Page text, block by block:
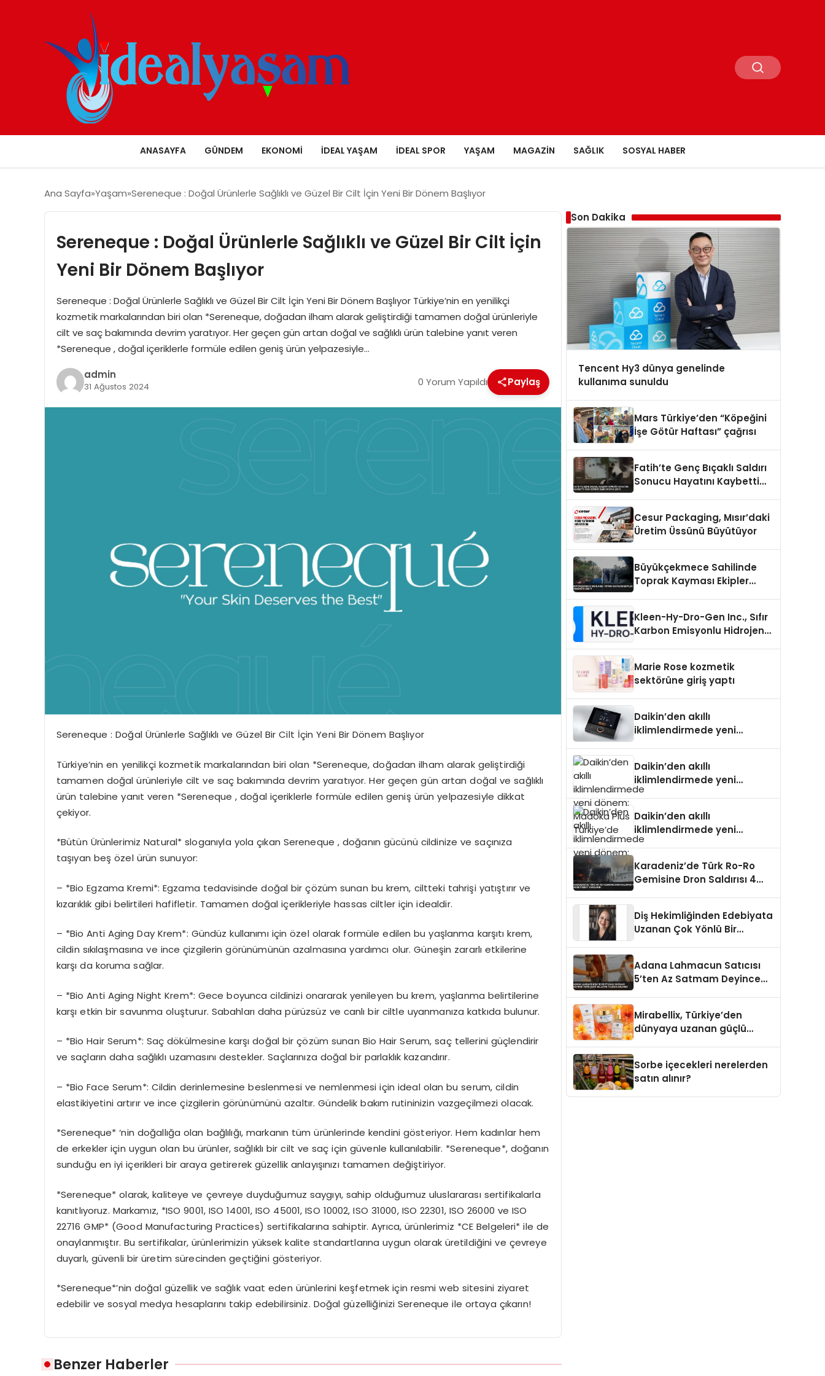
ANASAYFA GÜNDEM EKONOMI İDEAL YAŞAM İDEAL SPOR YAŞAM MAGAZIN SAĞLIK SOSYAL HABER
Ana Sayfa Yaşam Sereneque : Doğal Ürünlerle Sağlıklı ve Güzel Bir Cilt İçin Yeni Bir Dönem Başlıyor
Sereneque : Doğal Ürünlerle Sağlıklı ve Güzel Bir Cilt İçin
Yeni Bir Dönem Başlıyor
Sereneque : Doğal Ürünlerle Sağlıklı ve Güzel Bir Cilt İçin Yeni Bir Dönem Başlıyor Türkiye’nin en yenilikçi
kozmetik markalarından biri olan *Sereneque, doğadan ilham alarak geliştirdiği tamamen doğal ürünleriyle
cilt ve saç bakımında devrim yaratıyor. Her geçen gün artan doğal ve sağlıklı ürün talebine yanıt veren
*Sereneque , doğal içeriklerle formüle edilen geniş ürün yelpazesiyle…
admin
31 Ağustos 2024 0 Yorum Yapıldı Paylaş
Sereneque : Doğal Ürünlerle Sağlıklı ve Güzel Bir Cilt İçin Yeni Bir Dönem Başlıyor
Türkiye’nin en yenilikçi kozmetik markalarından biri olan *Sereneque, doğadan ilham alarak geliştirdiği
tamamen doğal ürünleriyle cilt ve saç bakımında devrim yaratıyor. Her geçen gün artan doğal ve sağlıklı
ürün talebine yanıt veren *Sereneque , doğal içeriklerle formüle edilen geniş ürün yelpazesiyle dikkat
çekiyor.
*Bütün Ürünlerimiz Natural* sloganıyla yola çıkan Sereneque , doğanın gücünü cildinize ve saçınıza
taşıyan beş özel ürün sunuyor:
– *Bio Egzama Kremi*: Egzama tedavisinde doğal bir çözüm sunan bu krem, ciltteki tahrişi yatıştırır ve
kızarıklık gibi belirtileri hafifletir. Tamamen doğal içerikleriyle hassas ciltler için idealdir.
– *Bio Anti Aging Day Krem*: Gündüz kullanımı için özel olarak formüle edilen bu yaşlanma karşıtı krem,
cildin sıkılaşmasına ve ince çizgilerin görünümünün azalmasına yardımcı olur. Güneşin zararlı etkilerine
karşı da koruma sağlar.
– *Bio Anti Aging Night Krem*: Gece boyunca cildinizi onararak yenileyen bu krem, yaşlanma belirtilerine
karşı etkin bir savunma oluşturur. Sabahları daha pürüzsüz ve canlı bir ciltle uyanmanıza katkıda bulunur.
– *Bio Hair Serum*: Saç dökülmesine karşı doğal bir çözüm sunan Bio Hair Serum, saç tellerini güçlendirir
ve saçların daha sağlıklı uzamasını destekler. Saçlarınıza doğal bir parlaklık kazandırır.
– *Bio Face Serum*: Cildin derinlemesine beslenmesi ve nemlenmesi için ideal olan bu serum, cildin
elastikiyetini artırır ve ince çizgilerin görünümünü azaltır. Gündelik bakım rutininizin vazgeçilmezi olacak.
*Sereneque* ‘nin doğallığa olan bağlılığı, markanın tüm ürünlerinde kendini gösteriyor. Hem kadınlar hem
de erkekler için uygun olan bu ürünler, sağlıklı bir cilt ve saç için güvenle kullanılabilir. *Sereneque*, doğanın
sunduğu en iyi içerikleri bir araya getirerek güzellik anlayışınızı tamamen değiştiriyor.
*Sereneque* olarak, kaliteye ve çevreye duyduğumuz saygıyı, sahip olduğumuz uluslararası sertifikalarla
kanıtlıyoruz. Markamız, *ISO 9001, ISO 14001, ISO 45001, ISO 10002, ISO 31000, ISO 22301, ISO 26000 ve ISO
22716 GMP* (Good Manufacturing Practices) sertifikalarına sahiptir. Ayrıca, ürünlerimiz *CE Belgeleri* ile de
onaylanmıştır. Bu sertifikalar, ürünlerimizin yüksek kalite standartlarına uygun olarak üretildiğini ve çevreye
duyarlı, güvenli bir üretim sürecinden geçtiğini gösteriyor.
*Sereneque*’nin doğal güzellik ve sağlık vaat eden ürünlerini keşfetmek için resmi web sitesini ziyaret
edebilir ve sosyal medya hesaplarını takip edebilirsiniz. Doğal güzelliğinizi Sereneque ile ortaya çıkarın!
Benzer Haberler
Son Dakika
Tencent Hy3 dünya genelinde
kullanıma sunuldu
Mars Türkiye’den “Köpeğini
İşe Götür Haftası” çağrısı
Fatih’te Genç Bıçaklı Saldırı
Sonucu Hayatını Kaybetti
Cesur Packaging, Mısır’daki
Üretim Üssünü Büyütüyor
Büyükçekmece Sahilinde
Toprak Kayması Ekipler
Kleen-Hy-Dro-Gen Inc., Sıfır
Karbon Emisyonlu Hidrojen
Aldı
Marie Rose kozmetik
sektörüne giriş yaptı
Daikin’den akıllı
iklimlendirmede yeni
Daikin’den akıllı
iklimlendirmede yeni
dönem: Madoka Plus
Daikin’den akıllı
iklimlendirmede yeni
dönem: Madoka Plus
Karadeniz’de Türk Ro-Ro
Gemisine Dron Saldırısı 4
Diş Hekimliğinden Edebiyata
Uzanan Çok Yönlü Bir
Adana Lahmacun Satıcısı
5’ten Az Satmam Deyince
Mirabellix, Türkiye’den
dünyaya uzanan güçlü
Sorbe içecekleri nerelerden
satın alınır?